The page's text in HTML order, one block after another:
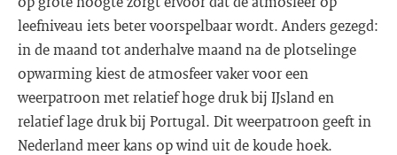
leefniveau iets beter voorspelbaar wordt. Anders gezegd:
in de maand tot anderhalve maand na de plotselinge
opwarming kiest de atmosfeer vaker voor een
weerpatroon met relatief hoge druk bij IJsland en
relatief lage druk bij Portugal. Dit weerpatroon geeft in
Nederland meer kans op wind uit de koude hoek.